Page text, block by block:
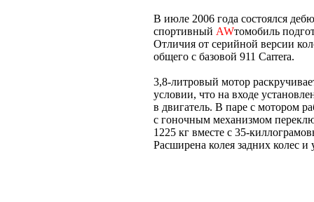
В июле 2006 года состоялся
спортивный AWтомобиль
Отличия от серийной версии
общего с базовой 911 Carrera.
3,8-литровый мотор
условии, что на входе
в двигатель. В паре с мотором
с гоночным механизмом
1225 кг вместе с 35-
Расширена колея задних колес